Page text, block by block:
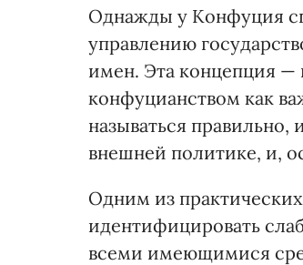
Однажды у Конфуция
управлению
имен. Эта концепция —
конфуцианством как
называться правильно,
внешней политике, и,
Одним из
идентифицировать
всеми имеющимися